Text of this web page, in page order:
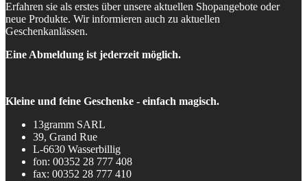
Erfahren sie als erstes über unsere aktuellen Shopangebote oder
neue Produkte. Wir informieren auch zu aktuellen
Geschenkanlässen.
Eine Abmeldung ist jederzeit möglich.
Kleine und feine Geschenke - einfach magisch.
13gramm SARL
39, Grand Rue
L-6630 Wasserbillig
fon: 00352 28 777 408
fax: 00352 28 777 410